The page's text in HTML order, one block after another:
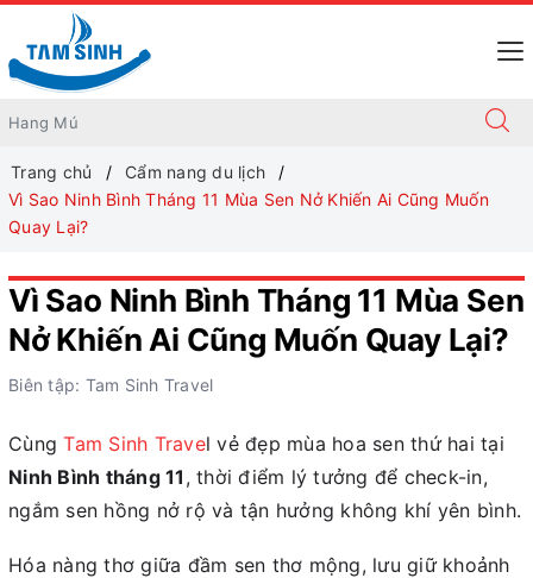
Trang chủ
Cẩm nang du lịch
Vì Sao Ninh Bình Tháng 11 Mùa Sen Nở Khiến Ai Cũng Muốn
Quay Lại?
Vì Sao Ninh Bình Tháng 11 Mùa Sen
Nở Khiến Ai Cũng Muốn Quay Lại?
Biên tập: Tam Sinh Travel
CùngTam Sinh Travel vẻ đẹp mùa hoa sen thứ hai tại
Ninh Bình tháng 11 , thời điểm lý tưởng để check-in,
ngắm sen hồng nở rộ và tận hưởng không khí yên bình.
Hóa nàng thơ giữa đầm sen thơ mộng, lưu giữ khoảnh